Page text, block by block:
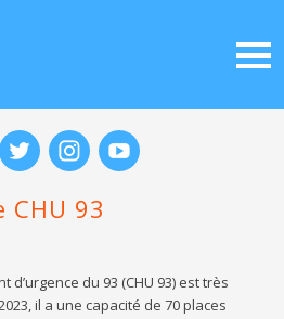
CHU 93
d’urgence du 93 (CHU 93) est très
il a une capacité de 70 places